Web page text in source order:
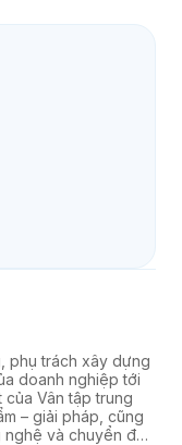
phụ trách xây dựng
doanh nghiệp tới
Vân tập trung
– giải pháp, cũng
và chuyển đổi